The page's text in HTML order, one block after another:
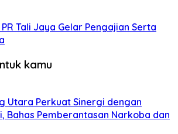
Tali Jaya Gelar Pengajian Serta
kamu
Utara Perkuat Sinergi dengan
Bahas Pemberantasan Narkoba dan